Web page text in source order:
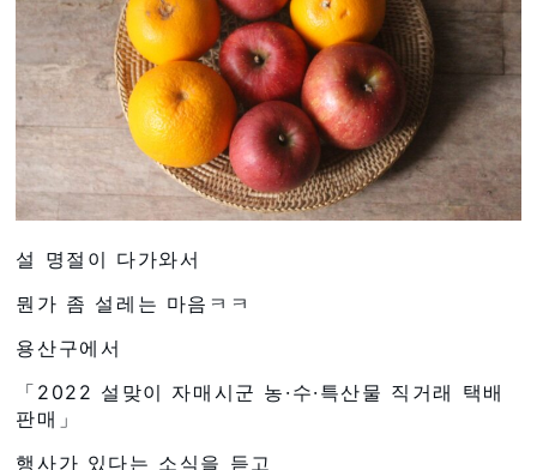
설 명절이 다가와서
뭔가 좀 설레는 마음ㅋㅋ
용산구에서
「2022 설맞이 자매시군 농·수·특산물 직거래 택배
판매」
행사가 있다는 소식을 듣고